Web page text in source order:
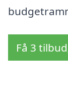
Få 3